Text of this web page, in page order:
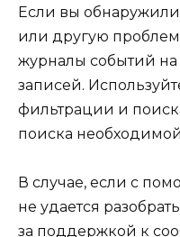
Если вы
или другую
журналы событий на
записей.
фильтрации и
поиска
В случае, если с
не удается
за поддержкой к